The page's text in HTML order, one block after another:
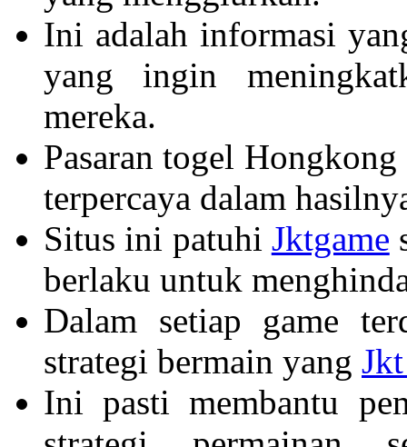
Ini adalah informasi
yang ingin
mereka.
Pasaran togel
terpercaya dalam
Situs ini patuhi Jktgame
berlaku untuk
Dalam setiap game
strategi bermain yang
Ini pasti membantu